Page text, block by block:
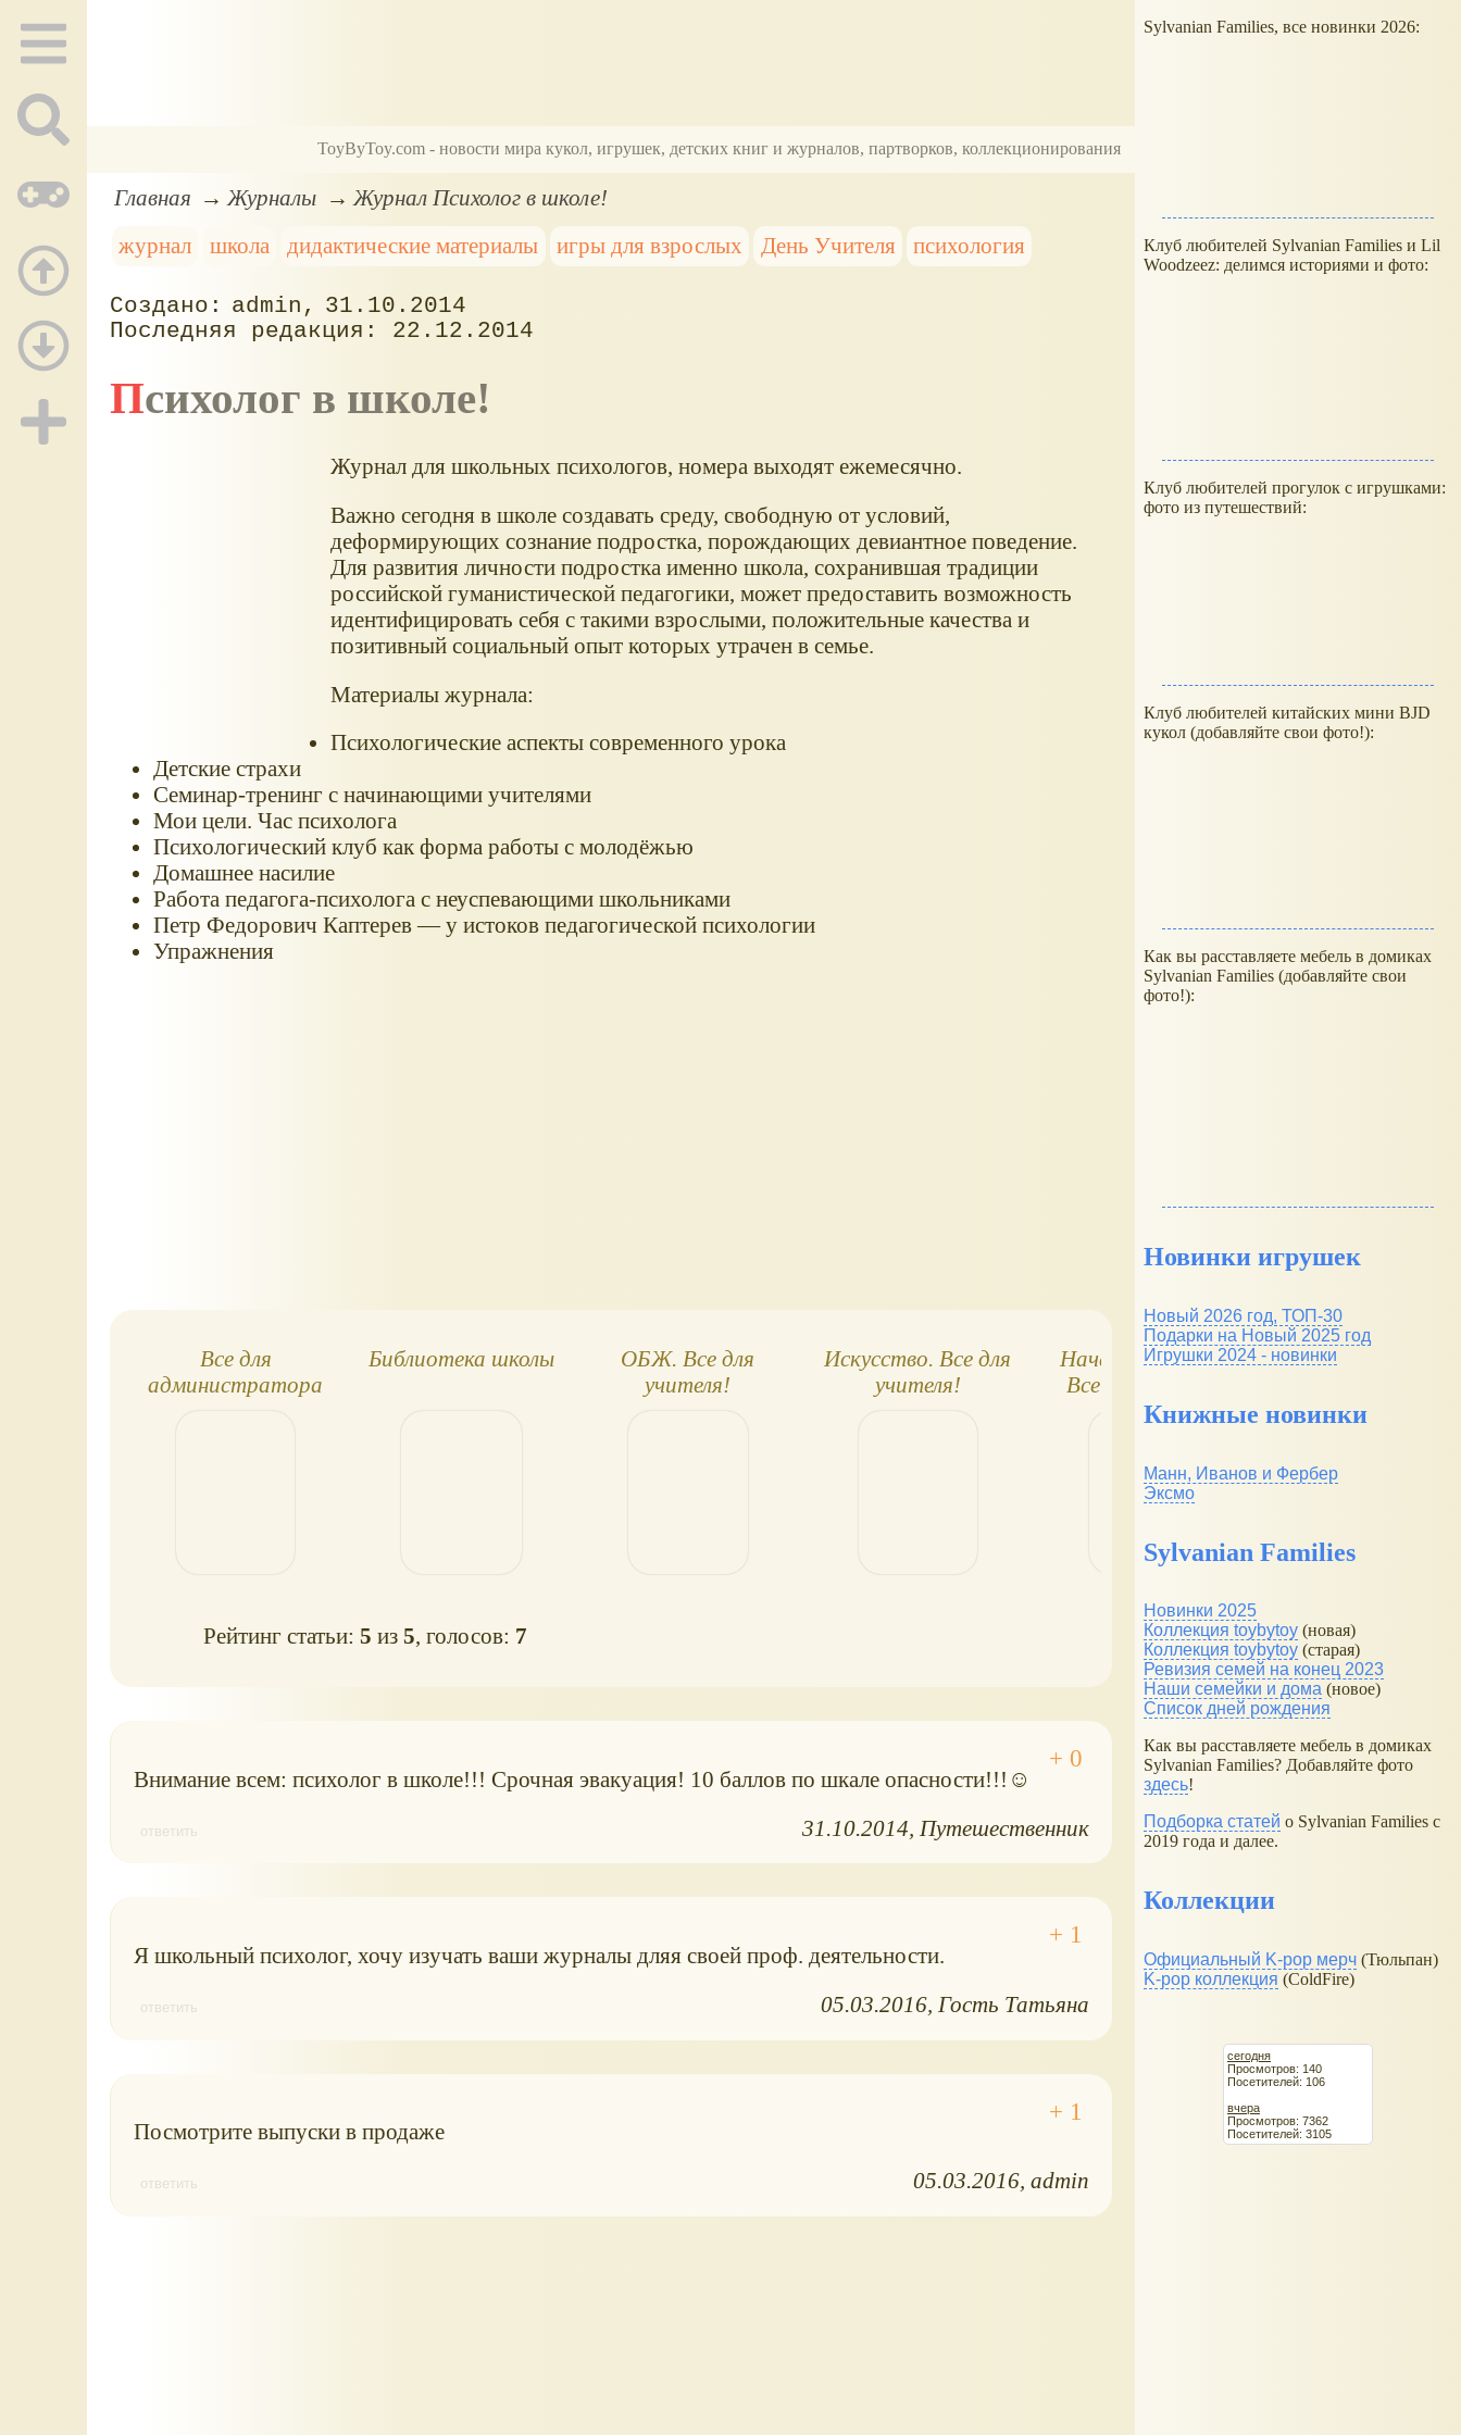
ToyByToy.com - новости мира кукол, игрушек, детских книг и журналов, партворков, коллекционирования
Главная Журналы
Журнал Психолог в школе!
журнал
школа дидактические материалы игры для взрослых День Учителя психология
admin
31.10.2014
22.12.2014
Психолог в школе!
Журнал для школьных психологов, номера выходят ежемесячно.
Важно сегодня в школе создавать среду, свободную от условий,
деформирующих сознание подростка, порождающих девиантное поведение.
Для развития личности подростка именно школа, сохранившая традиции
российской гуманистической педагогики, может предоставить возможность
идентифицировать себя с такими взрослыми, положительные качества и
позитивный социальный опыт которых утрачен в семье.
Материалы журнала:
Психологические аспекты современного урока
Детские страхи
Семинар-тренинг с начинающими учителями
Мои цели. Час психолога
Психологический клуб как форма работы с молодёжью
Домашнее насилие
Работа педагога-психолога с неуспевающими школьниками
Петр Федорович Каптерев — у истоков педагогической психологии
Упражнения
Все для
администратора
Библиотека школы
ОБЖ. Все для
учителя!
Искусство. Все для
учителя!
Начальная школа.
Все для учителя!
8 вещей,
чтобы вы знали
Рейтинг статьи:5 из5, голосов: 7
Внимание всем: психолог в школе!!! Срочная эвакуация! 10 баллов по шкале опасности!!!☺
ответить 31.10.2014 Путешественник
Я школьный психолог, хочу изучать ваши журналы дляя своей проф. деятельности.
ответить 05.03.2016 Гость Татьяна
Посмотрите выпуски в продаже
ответить 05.03.2016 admin
Sylvanian Families, все новинки 2026:
Клуб любителей Sylvanian Families и Lil
Woodzeez: делимся историями и фото:
Клуб любителей прогулок с игрушками:
фото из путешествий:
Клуб любителей китайских мини BJD
кукол (добавляйте свои фото!):
Как вы расставляете мебель в домиках
Sylvanian Families (добавляйте свои
фото!):
Новинки игрушек
Новый 2026 год, ТОП-30
Подарки на Новый 2025 год
Игрушки 2024 - новинки
Книжные новинки
Манн, Иванов и Фербер
Эксмо
Sylvanian Families
Новинки 2025
Коллекция toybytoy (новая)
Коллекция toybytoy (старая)
Ревизия семей на конец 2023
Наши семейки и дома (новое)
Список дней рождения
Как вы расставляете мебель в домиках
Sylvanian Families? Добавляйте фото
здесь!
Подборка статей о Sylvanian Families с
2019 года и далее.
Коллекции
Официальный K-pop мерч (Тюльпан)
K-pop коллекция (ColdFire)
сегодня
Просмотров: 140
Посетителей: 106
вчера
Просмотров: 7362
Посетителей: 3105